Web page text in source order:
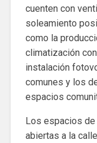
cuenten con
soleamiento
como la
climatización
instalación
comunes y los
espacios
Los espacios
abiertas a la